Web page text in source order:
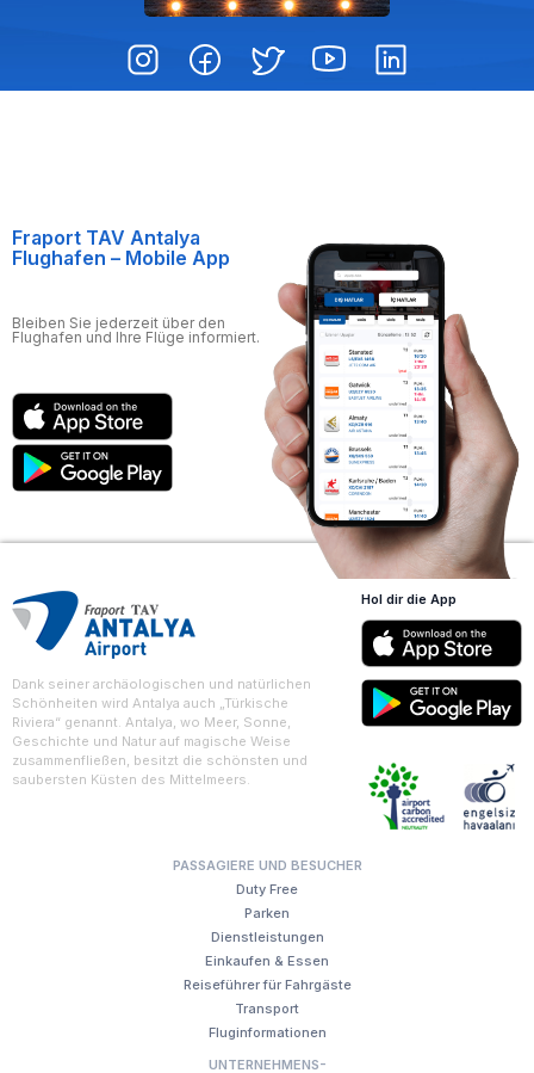
Fraport TAV Antalya
Flughafen – Mobile App
Bleiben Sie jederzeit über den
Flughafen und Ihre Flüge informiert.
Dank seiner archäologischen und natürlichen
Schönheiten wird Antalya auch „Türkische
Riviera“ genannt. Antalya, wo Meer, Sonne,
Geschichte und Natur auf magische Weise
zusammenfließen, besitzt die schönsten und
saubersten Küsten des Mittelmeers.
PASSAGIERE UND BESUCHER
Duty Free
Parken
Dienstleistungen
Einkaufen & Essen
Reiseführer für Fahrgäste
Transport
Fluginformationen
UNTERNEHMENS-
Hol dir die App